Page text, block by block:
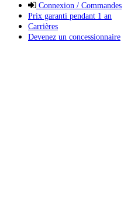
Connexion / Commandes
Prix garanti pendant 1 an
Carrières
Devenez un concessionnaire